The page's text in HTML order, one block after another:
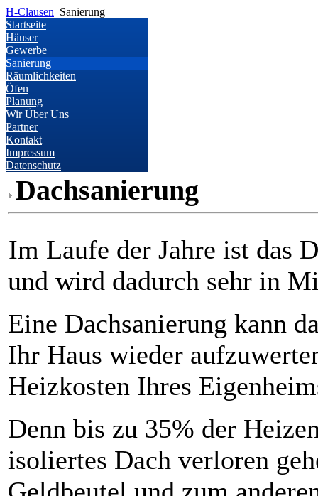
H-Clausen Sanierung
Startseite
Häuser
Gewerbe
Sanierung
Räumlichkeiten
Öfen
Planung
Wir Über Uns
Partner
Kontakt
Impressum
Datenschutz
Dachsanierung
Im Laufe der Jahre ist das
und wird dadurch sehr in
Eine Dachsanierung kann
Ihr Haus wieder
Heizkosten Ihres
Denn bis zu 35% der
isoliertes Dach verloren